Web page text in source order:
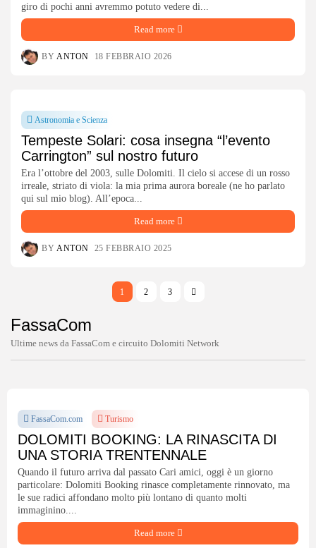
giro di pochi anni avremmo potuto vedere di...
Read more
BY ANTON 18 FEBBRAIO 2026
Astronomia e Scienza
Tempeste Solari: cosa insegna “l’evento
Carrington” sul nostro futuro
Era l’ottobre del 2003, sulle Dolomiti. Il cielo si accese di un rosso
irreale, striato di viola: la mia prima aurora boreale (ne ho parlato
qui sul mio blog). All’epoca...
Read more
BY ANTON 25 FEBBRAIO 2025
1 2 3
FassaCom
Ultime news da FassaCom e circuito Dolomiti Network
FassaCom.com Turismo
DOLOMITI BOOKING: LA RINASCITA DI
UNA STORIA TRENTENNALE
Quando il futuro arriva dal passato Cari amici, oggi è un giorno
particolare: Dolomiti Booking rinasce completamente rinnovato, ma
le sue radici affondano molto più lontano di quanto molti
immaginino....
Read more